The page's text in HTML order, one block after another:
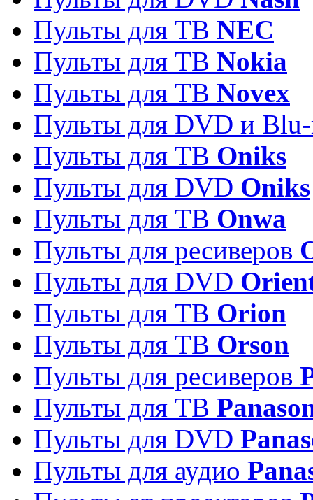
Пульты для ТВ NEC
Пульты для ТВ Nokia
Пульты для ТВ Novex
Пульты для DVD и
Пульты для ТВ Oniks
Пульты для DVD Oniks
Пульты для ТВ Onwa
Пульты для ресиверов
Пульты для DVD
Пульты для ТВ Orion
Пульты для ТВ Orson
Пульты для ресиверов
Пульты для ТВ
Пульты для DVD
Пульты для аудио